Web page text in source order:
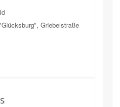
Griebelstraße